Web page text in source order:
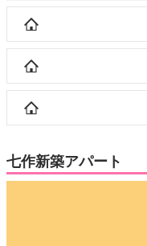
七作新築アパート